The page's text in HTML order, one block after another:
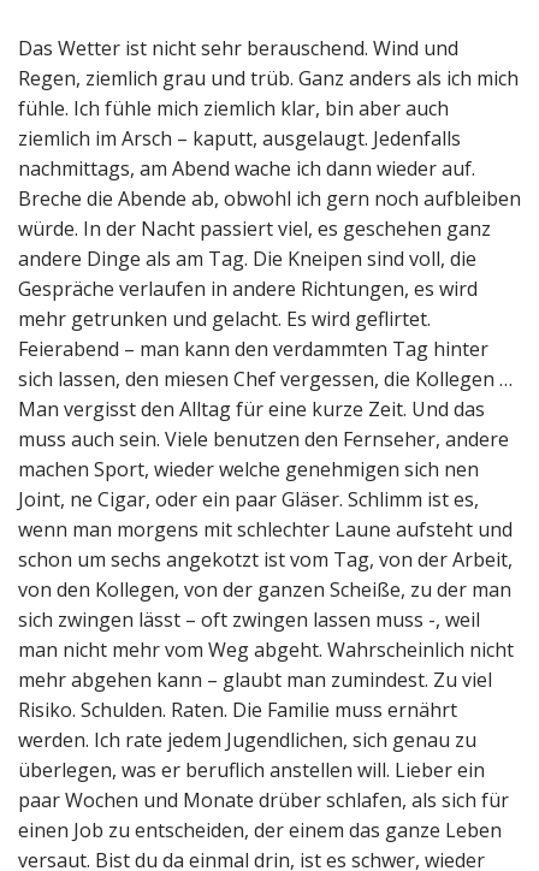
Das Wetter ist nicht sehr berauschend. Wind und
Regen, ziemlich grau und trüb. Ganz anders als ich mich
fühle. Ich fühle mich ziemlich klar, bin aber auch
ziemlich im Arsch – kaputt, ausgelaugt. Jedenfalls
nachmittags, am Abend wache ich dann wieder auf.
Breche die Abende ab, obwohl ich gern noch aufbleiben
würde. In der Nacht passiert viel, es geschehen ganz
andere Dinge als am Tag. Die Kneipen sind voll, die
Gespräche verlaufen in andere Richtungen, es wird
mehr getrunken und gelacht. Es wird geflirtet.
Feierabend – man kann den verdammten Tag hinter
sich lassen, den miesen Chef vergessen, die Kollegen …
Man vergisst den Alltag für eine kurze Zeit. Und das
muss auch sein. Viele benutzen den Fernseher, andere
machen Sport, wieder welche genehmigen sich nen
Joint, ne Cigar, oder ein paar Gläser. Schlimm ist es,
wenn man morgens mit schlechter Laune aufsteht und
schon um sechs angekotzt ist vom Tag, von der Arbeit,
von den Kollegen, von der ganzen Scheiße, zu der man
sich zwingen lässt – oft zwingen lassen muss -, weil
man nicht mehr vom Weg abgeht. Wahrscheinlich nicht
mehr abgehen kann – glaubt man zumindest. Zu viel
Risiko. Schulden. Raten. Die Familie muss ernährt
werden. Ich rate jedem Jugendlichen, sich genau zu
überlegen, was er beruflich anstellen will. Lieber ein
paar Wochen und Monate drüber schlafen, als sich für
einen Job zu entscheiden, der einem das ganze Leben
versaut. Bist du da einmal drin, ist es schwer, wieder